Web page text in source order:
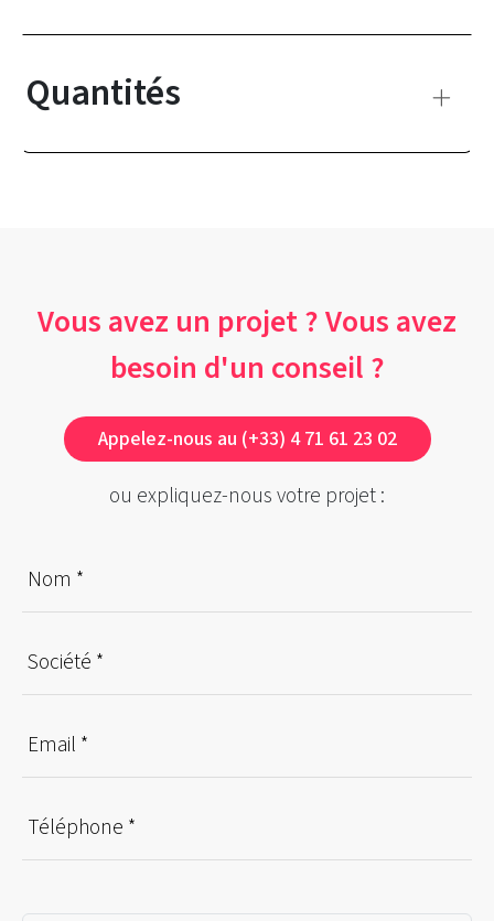
Quantités
Vous avez un projet ? Vous avez
besoin d'un conseil ?
Appelez-nous au (+33) 4 71 61 23 02
ou expliquez-nous votre projet :